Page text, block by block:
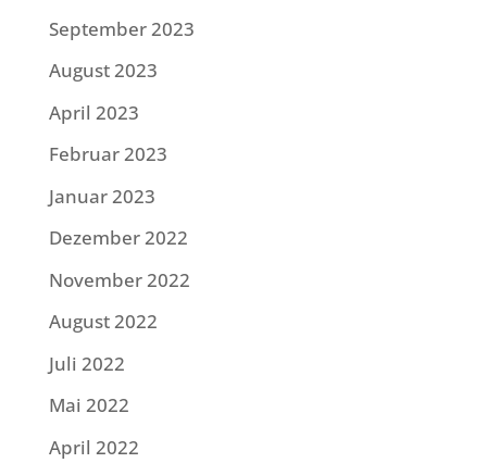
September 2023
August 2023
April 2023
Februar 2023
Januar 2023
Dezember 2022
November 2022
August 2022
Juli 2022
Mai 2022
April 2022